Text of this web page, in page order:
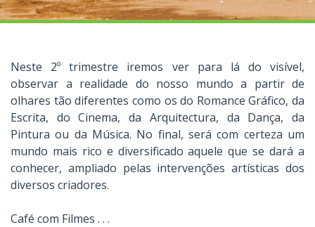
Neste 2º trimestre iremos ver para lá do visível,
observar a realidade do nosso mundo a partir de
olhares tão diferentes como os do Romance Gráfico, da
Escrita, do Cinema, da Arquitectura, da Dança, da
Pintura ou da Música. No final, será com certeza um
mundo mais rico e diversificado aquele que se dará a
conhecer, ampliado pelas intervenções artísticas dos
diversos criadores.
Café com Filmes . . .